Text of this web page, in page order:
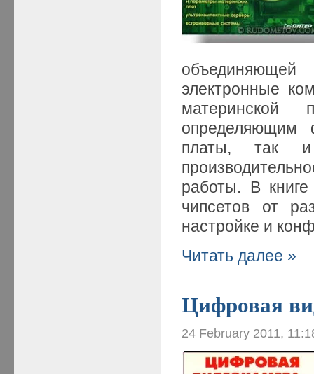
электронные
материнской
определяющим
платы, так
работы. В
чипсетов от
настройке и
Читать далее »
Цифровая
24 February 2011,